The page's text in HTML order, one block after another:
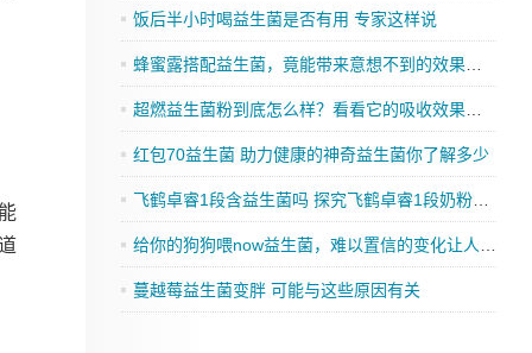
饭后半小时喝益生菌是否有用 专家这样说
蜂蜜露搭配益生菌，竟能带来意想不到的效果，你还在等什么？
超燃益生菌粉到底怎么样？看看它的吸收效果如何
红包70益生菌 助力健康的神奇益生菌你了解多少
飞鹤卓睿1段含益生菌吗 探究飞鹤卓睿1段奶粉的成分是否有益生菌
给你的狗狗喂now益生菌，难以置信的变化让人刮目相看
蔓越莓益生菌变胖 可能与这些原因有关